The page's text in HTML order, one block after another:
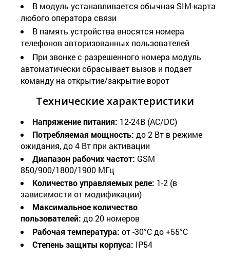
В модуль устанавливается обычная SIM-карта
любого оператора связи
В память устройства вносятся номера
телефонов авторизованных пользователей
При звонке с разрешенного номера модуль
автоматически сбрасывает вызов и подает
команду на открытие/закрытие ворот
Технические характеристики
Напряжение питания: 12-24В (AC/DC)
Потребляемая мощность: до 2 Вт в режиме
ожидания, до 4 Вт при активации
Диапазон рабочих частот: GSM
850/900/1800/1900 МГц
Количество управляемых реле: 1-2 (в
зависимости от модификации)
Максимальное количество
пользователей: до20 номеров
Рабочая температура: от -30°C до +55°C
Степень защиты корпуса: IP54